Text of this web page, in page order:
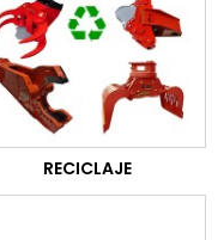
RECICLAJE